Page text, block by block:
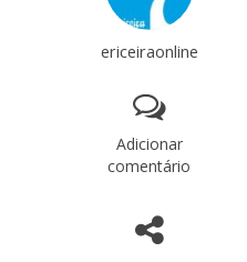
ericeiraonline
Adicionar
comentário